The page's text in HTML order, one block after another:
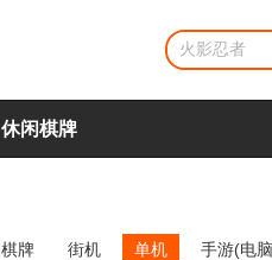
休闲棋牌
牌 街机 单机 手游(电